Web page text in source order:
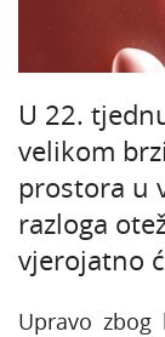
U 22.
velikom
prostora u
razloga
vjerojatno
Upravo